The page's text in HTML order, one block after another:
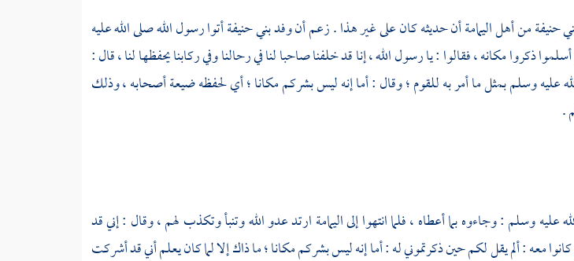
حنيفةمن أهلاليمامةأن حديثه كان على غير هذا . زعم أن وفدبني حنيفةأتوا رسول الله صلى الله عليه
ذكروا مكانه ، فقالوا : يا رسول الله ، إنا قد خلفنا صاحبا لنا في رحالنا وفي ركابنا يحفظها لنا ، قال :
عليه وسلم بمثل ما أمر به للقوم ؛ وقال : أما إنه ليس بشركم مكانا ؛ أي لحفظه ضيعة أصحابه ، وذلك
.
وسلم : وجاءوه بما أعطاه ، فلما انتهوا إلىاليمامةارتد عدو الله وتنبأ وتكذب لهم ، وقال : إني قد
معه : ألم يقل لكم حين ذكرتموني له : أما إنه ليس بشركم مكانا ؛ ما ذاك إلا لما كان يعلم أني قد أشركت